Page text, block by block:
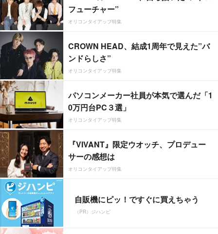
フューチャー”
オリコンタイアップ特集
CROWN HEAD、結成1周年で見えた”バ
ンドらしさ”
オリコンタイアップ特集
パソコンメーカー社員が本気で選んだ「1
0万円台PC３選」
オリコンタイアップ特集
『VIVANT』限定ウオッチ、プロデュー
サーの感想は
オリコンタイアップ特集
自販機にピッ！ですぐに買えちゃう
（PR）ジハンピ